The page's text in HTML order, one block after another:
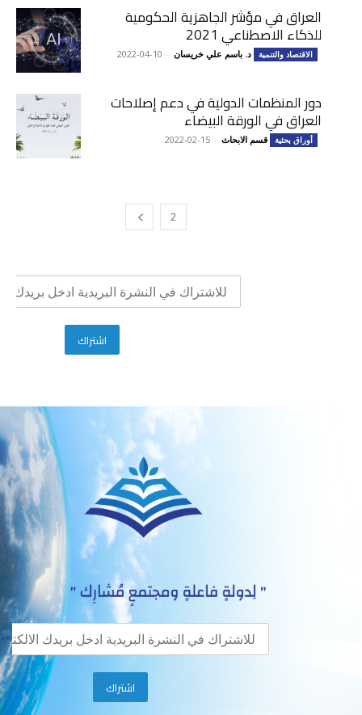
العراق في مؤشر الجاهزية الحكومية
للذكاء الاصطناعي 2021
الاقتصاد والتنمية د. باسم علي خريسان -
2022-04-10
دور المنظمات الدولية في دعم إصلاحات
العراق في الورقة البيضاء
أوراق بحثية قسم الابحاث -
2022-02-15
2